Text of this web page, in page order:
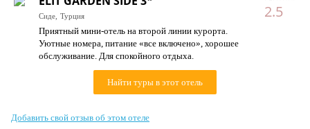
Цены дня
Страны
Как купить
Контакты
2.5
Сиде, Турция
Приятный мини-отель на второй линии курорта.
Уютные номера, питание «все включено», хорошее
обслуживание. Для спокойного отдыха.
Найти туры в этот отель
Добавить свой отзыв об этом отеле